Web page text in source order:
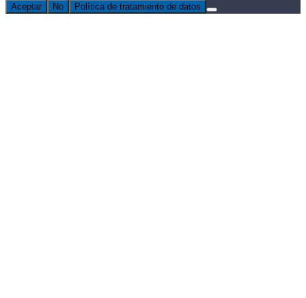
Aceptar No Política de tratamiento de datos